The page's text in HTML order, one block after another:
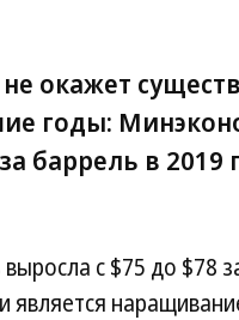
окажет
годы:
баррель в
с $75 до $78
является